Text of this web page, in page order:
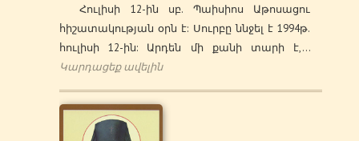
Հուլիսի 12-ին սբ. Պաիսիոս Աթոսացու
հիշատակության օրն է: Սուրբը ննջել է 1994թ.
հուլիսի 12-ին: Արդեն մի քանի տարի է,…
Կարդացեք ավելին